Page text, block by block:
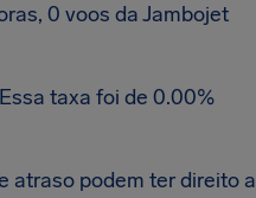
0 voos da Jambojet
taxa foi de 0.00%
atraso podem ter direito a